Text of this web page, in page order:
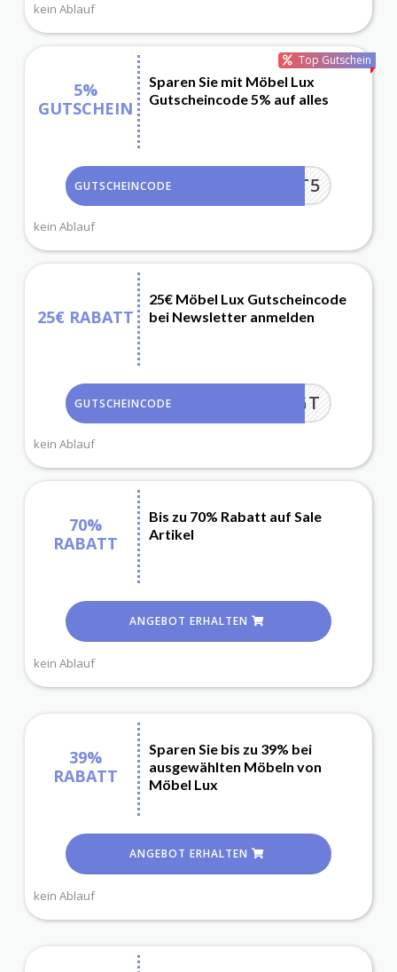
kein Ablauf
Top Gutschein
5%
GUTSCHEIN
Sparen Sie mit Möbel Lux
Gutscheincode 5% auf alles
RABATT5
GUTSCHEINCODE
kein Ablauf
25€ RABATT
25€ Möbel Lux Gutscheincode
bei Newsletter anmelden
ENÖTIGT
GUTSCHEINCODE
kein Ablauf
70%
RABATT
Bis zu 70% Rabatt auf Sale
Artikel
ANGEBOT ERHALTEN
kein Ablauf
39%
RABATT
Sparen Sie bis zu 39% bei
ausgewählten Möbeln von
Möbel Lux
ANGEBOT ERHALTEN
kein Ablauf